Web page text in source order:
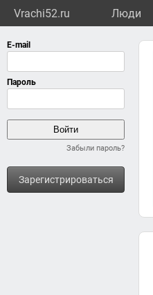
Vrachi52.ru Люди
Забыли пароль?
Зарегистрироваться